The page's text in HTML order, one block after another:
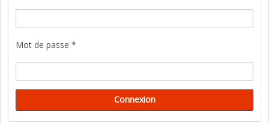
Mot de passe *